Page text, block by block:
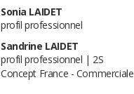
Sonia LAIDET
profil professionnel
Sandrine LAIDET
profil professionnel | 2S
Concept France - Commerciale